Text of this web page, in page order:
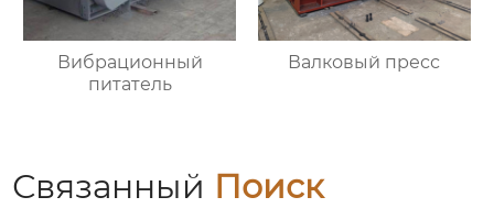
Вибрационный
питатель
Валковый пресс
Связанный Поиск